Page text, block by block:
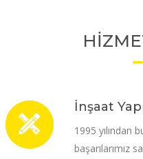
İnşaat
1995 yılından
başarılarımız